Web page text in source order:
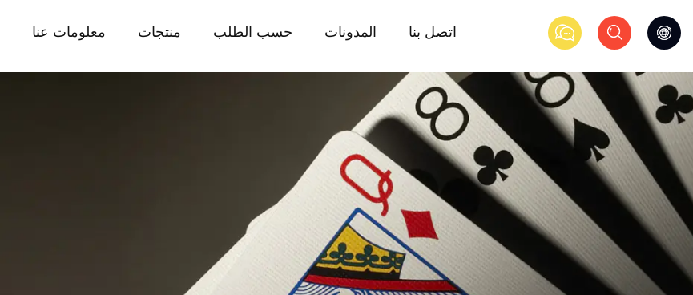
معلومات عنا منتجات حسب الطلب المدونات اتصل بنا